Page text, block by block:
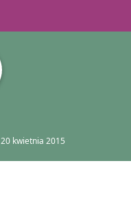
20 kwietnia 2015